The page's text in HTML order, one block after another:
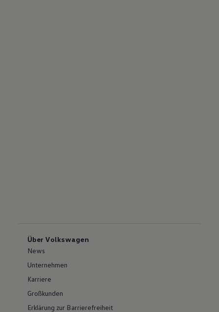
Über Volkswagen
News
Unternehmen
Karriere
Großkunden
Erklärung zur Barrierefreiheit